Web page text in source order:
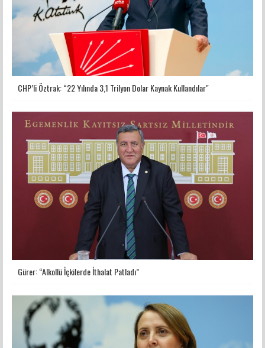
CHP’li Öztrak: “22 Yılında 3,1 Trilyon Dolar Kaynak Kullandılar"
Gürer: “Alkollü İçkilerde İthalat Patladı”